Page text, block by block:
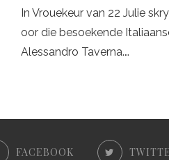
In Vrouekeur van 22 Julie
oor die besoekende
Alessandro Taverna.…
FACEBOOK